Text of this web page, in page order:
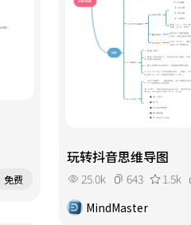
免费
玩转抖音思维导图
25.0k 643 1.5k
MindMaster